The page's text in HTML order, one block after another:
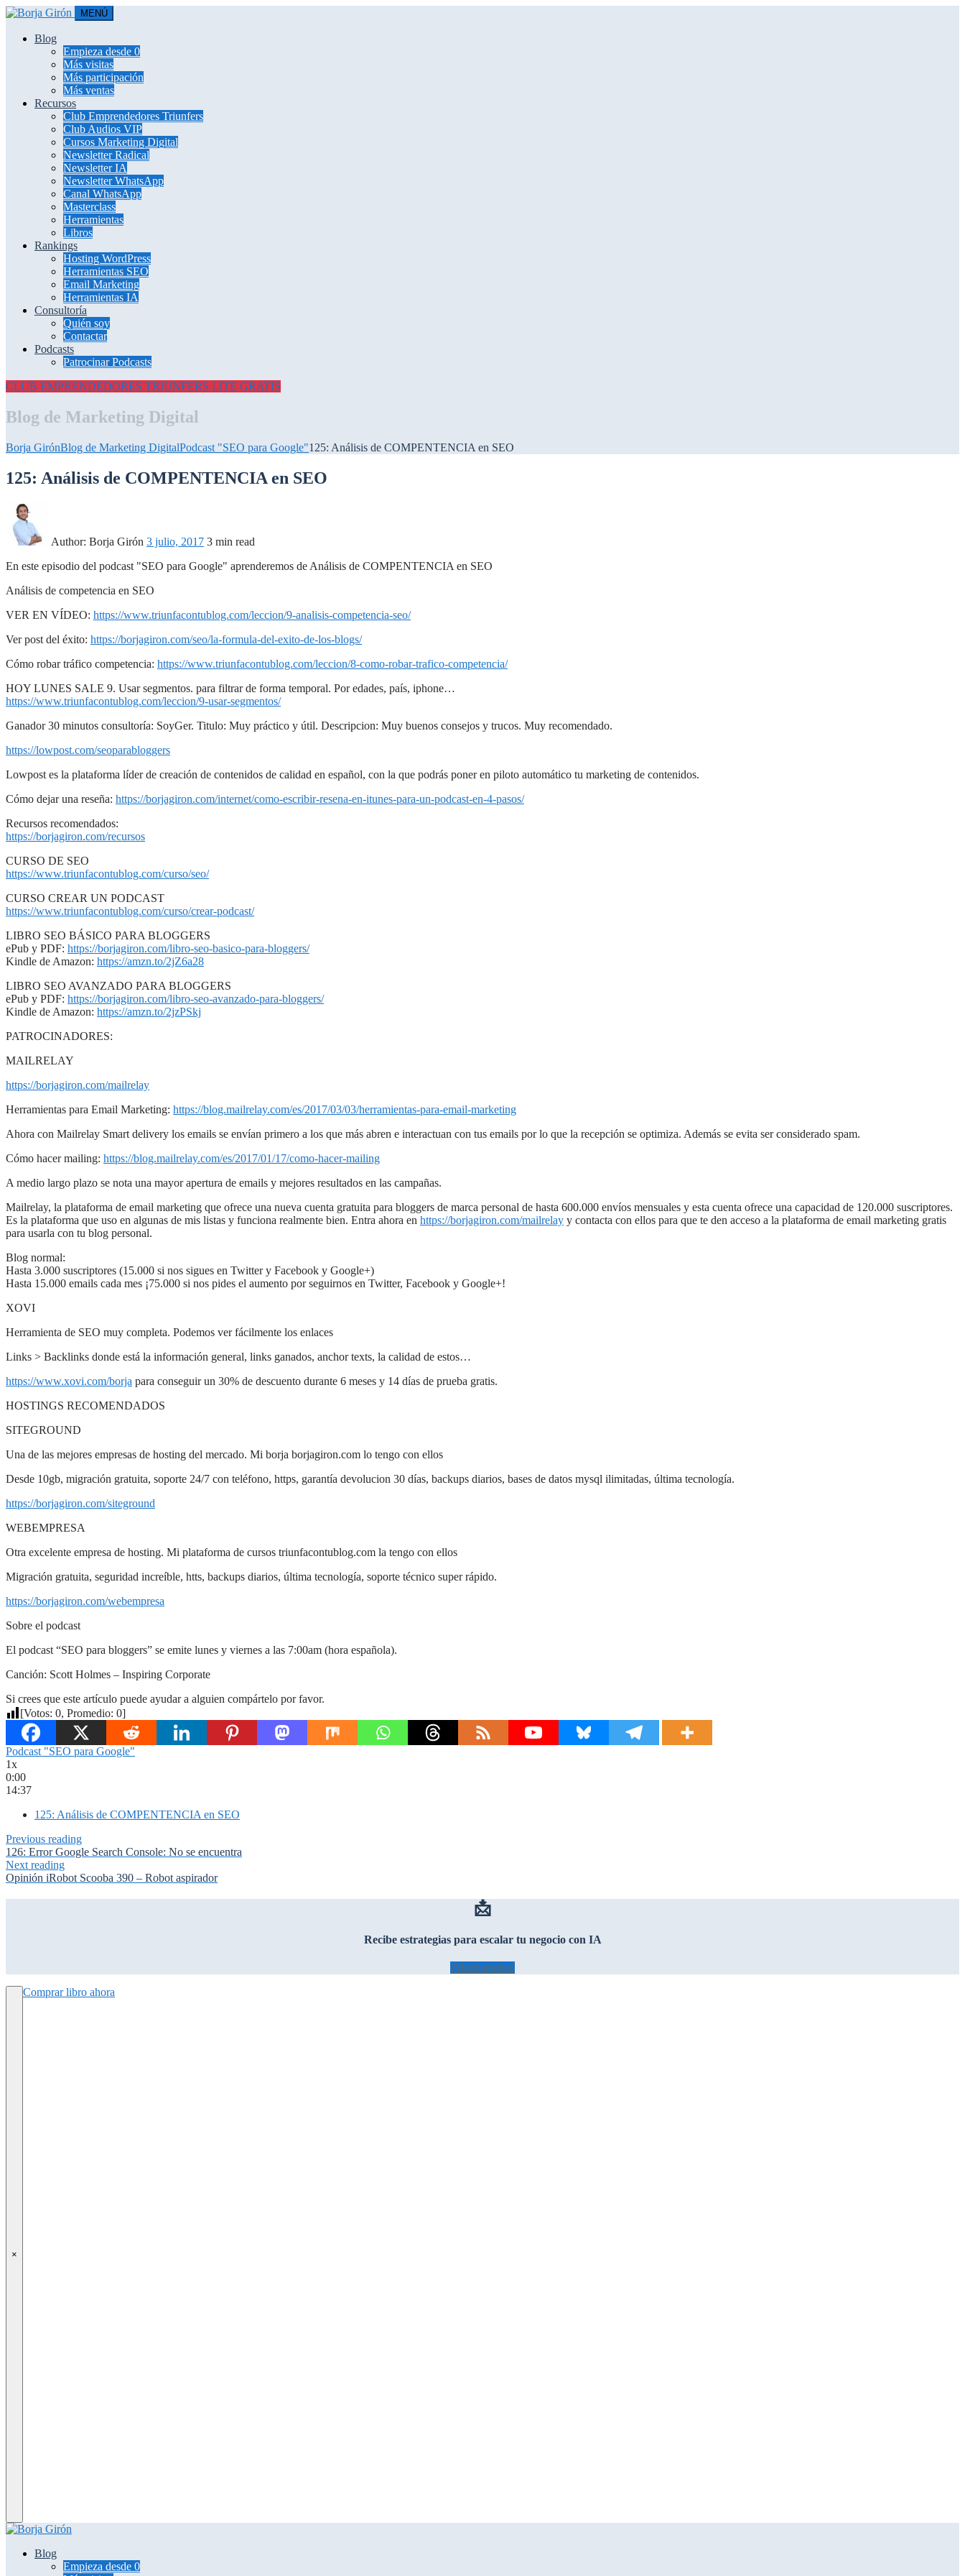
MENÚ
Blog
Empieza desde 0
Más visitas
Más participación
Más ventas
Recursos
Club Emprendedores Triunfers
Club Audios VIP
Cursos Marketing Digital
Newsletter Radical
Newsletter IA
Newsletter WhatsApp
Canal WhatsApp
Masterclass
Herramientas
Libros
Rankings
Hosting WordPress
Herramientas SEO
Email Marketing
Herramientas IA
Consultoría
Quién soy
Contactar
Podcasts
Patrocinar Podcasts
CLUB EMPRENDEDORES TRIUNFERS LITE GRATIS
Blog de Marketing Digital
Borja GirónBlog de Marketing DigitalPodcast "SEO para Google"125: Análisis de COMPENTENCIA en SEO
125: Análisis de COMPENTENCIA en SEO
Author: Borja Girón 3 julio, 2017 3 min read
En este episodio del podcast "SEO para Google" aprenderemos de Análisis de COMPENTENCIA en SEO
Análisis de competencia en SEO
VER EN VÍDEO: https://www.triunfacontublog.com/leccion/9-analisis-competencia-seo/
Ver post del éxito: https://borjagiron.com/seo/la-formula-del-exito-de-los-blogs/
Cómo robar tráfico competencia: https://www.triunfacontublog.com/leccion/8-como-robar-trafico-competencia/
HOY LUNES SALE 9. Usar segmentos. para filtrar de forma temporal. Por edades, país, iphone…
https://www.triunfacontublog.com/leccion/9-usar-segmentos/
Ganador 30 minutos consultoría: SoyGer. Titulo: Muy práctico y útil. Descripcion: Muy buenos consejos y trucos. Muy recomendado.
https://lowpost.com/seoparabloggers
Lowpost es la plataforma líder de creación de contenidos de calidad en español, con la que podrás poner en piloto automático tu marketing de contenidos.
Cómo dejar una reseña: https://borjagiron.com/internet/como-escribir-resena-en-itunes-para-un-podcast-en-4-pasos/
Recursos recomendados:
https://borjagiron.com/recursos
CURSO DE SEO
https://www.triunfacontublog.com/curso/seo/
CURSO CREAR UN PODCAST
https://www.triunfacontublog.com/curso/crear-podcast/
LIBRO SEO BÁSICO PARA BLOGGERS
ePub y PDF: https://borjagiron.com/libro-seo-basico-para-bloggers/
Kindle de Amazon: https://amzn.to/2jZ6a28
LIBRO SEO AVANZADO PARA BLOGGERS
ePub y PDF: https://borjagiron.com/libro-seo-avanzado-para-bloggers/
Kindle de Amazon: https://amzn.to/2jzPSkj
PATROCINADORES:
MAILRELAY
https://borjagiron.com/mailrelay
Herramientas para Email Marketing: https://blog.mailrelay.com/es/2017/03/03/herramientas-para-email-marketing
Ahora con Mailrelay Smart delivery los emails se envían primero a los que más abren e interactuan con tus emails por lo que la recepción se optimiza. Además se evita ser considerado spam.
Cómo hacer mailing: https://blog.mailrelay.com/es/2017/01/17/como-hacer-mailing
A medio largo plazo se nota una mayor apertura de emails y mejores resultados en las campañas.
Mailrelay, la plataforma de email marketing que ofrece una nueva cuenta gratuita para bloggers de marca personal de hasta 600.000 envíos mensuales y esta cuenta ofrece una capacidad de 120.000 suscriptores.
Es la plataforma que uso en algunas de mis listas y funciona realmente bien. Entra ahora en https://borjagiron.com/mailrelay y contacta con ellos para que te den acceso a la plataforma de email marketing gratis
para usarla con tu blog personal.
Blog normal:
Hasta 3.000 suscriptores (15.000 si nos sigues en Twitter y Facebook y Google+)
Hasta 15.000 emails cada mes ¡75.000 si nos pides el aumento por seguirnos en Twitter, Facebook y Google+!
XOVI
Herramienta de SEO muy completa. Podemos ver fácilmente los enlaces
Links > Backlinks donde está la información general, links ganados, anchor texts, la calidad de estos…
https://www.xovi.com/borja para conseguir un 30% de descuento durante 6 meses y 14 días de prueba gratis.
HOSTINGS RECOMENDADOS
SITEGROUND
Una de las mejores empresas de hosting del mercado. Mi borja borjagiron.com lo tengo con ellos
Desde 10gb, migración gratuita, soporte 24/7 con teléfono, https, garantía devolucion 30 días, backups diarios, bases de datos mysql ilimitadas, última tecnología.
https://borjagiron.com/siteground
WEBEMPRESA
Otra excelente empresa de hosting. Mi plataforma de cursos triunfacontublog.com la tengo con ellos
Migración gratuita, seguridad increíble, htts, backups diarios, última tecnología, soporte técnico super rápido.
https://borjagiron.com/webempresa
Sobre el podcast
El podcast “SEO para bloggers” se emite lunes y viernes a las 7:00am (hora española).
Canción: Scott Holmes – Inspiring Corporate
Si crees que este artículo puede ayudar a alguien compártelo por favor.
[Votos: 0, Promedio: 0]
Podcast "SEO para Google"
1x
0:00
14:37
125: Análisis de COMPENTENCIA en SEO
Previous reading
126: Error Google Search Console: No se encuentra
Next reading
Opinión iRobot Scooba 390 – Robot aspirador
📩
Recibe estrategias para escalar tu negocio con IA
¡Mándamelas!
×
Comprar libro ahora
Blog
Empieza desde 0